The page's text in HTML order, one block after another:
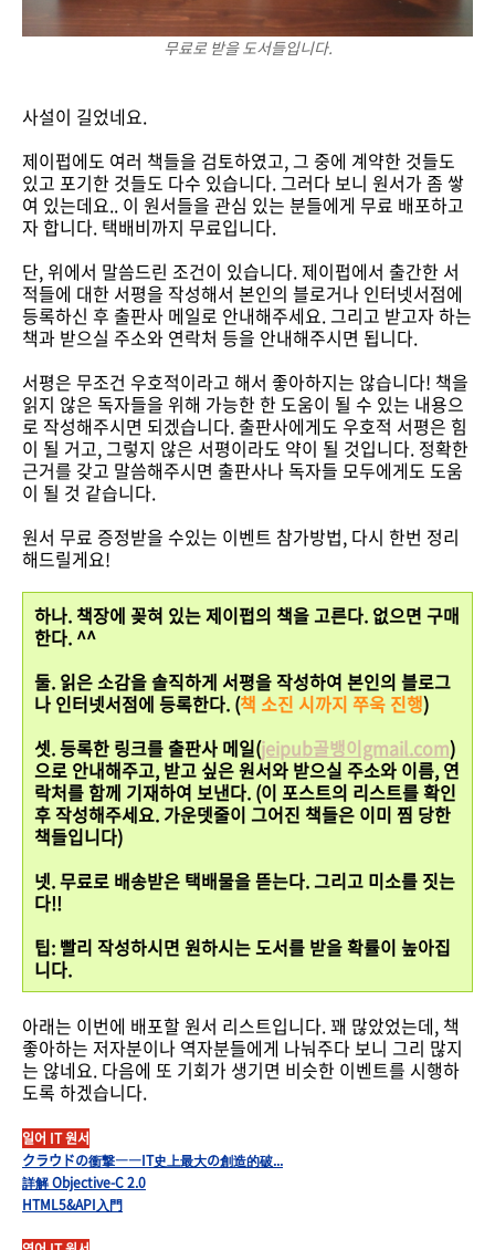
무료로 받을 도서들입니다.
사설이 길었네요.
제이펍에도 여러 책들을 검토하였고, 그 중에 계약한 것들도
있고 포기한 것들도 다수 있습니다. 그러다 보니 원서가 좀 쌓
여 있는데요.. 이 원서들을 관심 있는 분들에게 무료 배포하고
자 합니다. 택배비까지 무료입니다.
단, 위에서 말씀드린 조건이 있습니다. 제이펍에서 출간한 서
적들에 대한 서평을 작성해서 본인의 블로거나 인터넷서점에
등록하신 후 출판사 메일로 안내해주세요. 그리고 받고자 하는
책과 받으실 주소와 연락처 등을 안내해주시면 됩니다.
서평은 무조건 우호적이라고 해서 좋아하지는 않습니다! 책을
읽지 않은 독자들을 위해 가능한 한 도움이 될 수 있는 내용으
로 작성해주시면 되겠습니다. 출판사에게도 우호적 서평은 힘
이 될 거고, 그렇지 않은 서평이라도 약이 될 것입니다. 정확한
근거를 갖고 말씀해주시면 출판사나 독자들 모두에게도 도움
이 될 것 같습니다.
원서 무료 증정받을 수있는 이벤트 참가방법, 다시 한번 정리
해드릴게요!
하나. 책장에 꽂혀 있는 제이펍의 책을 고른다. 없으면 구매
한다. ^^
둘. 읽은 소감을 솔직하게 서평을 작성하여 본인의 블로그
나 인터넷서점에 등록한다. (책 소진 시까지 쭈욱 진행)
셋. 등록한 링크를 출판사 메일(jeipub골뱅이gmail.com)
으로 안내해주고, 받고 싶은 원서와 받으실 주소와 이름, 연
락처를 함께 기재하여 보낸다. (이 포스트의 리스트를 확인
후 작성해주세요. 가운뎃줄이 그어진 책들은 이미 찜 당한
책들입니다)
넷. 무료로 배송받은 택배물을 뜯는다. 그리고 미소를 짓는
다!!
팁: 빨리 작성하시면 원하시는 도서를 받을 확률이 높아집
니다.
아래는 이번에 배포할 원서 리스트입니다. 꽤 많았었는데, 책
좋아하는 저자분이나 역자분들에게 나눠주다 보니 그리 많지
는 않네요. 다음에 또 기회가 생기면 비슷한 이벤트를 시행하
도록 하겠습니다.
일어 IT 원서
クラウドの衝撃――IT史上最大の創造的破...
詳解 Objective-C 2.0
HTML5&API入門